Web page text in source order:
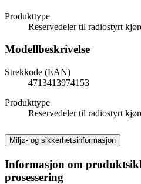
Produkttype
Reservedeler til radiostyrt
Modellbeskrivelse
Strekkode (EAN)
4713413974153
Produkttype
Reservedeler til radiostyrt
Miljø- og sikkerhetsinformasjon
Informasjon om
prosessering